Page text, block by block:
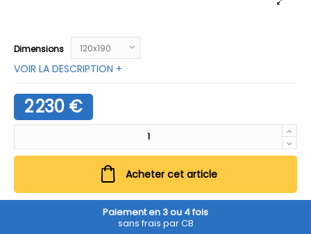
Dimensions
VOIR LA DESCRIPTION +
2 230 €
Acheter cet article
Paiement en 3 ou 4 fois
sans frais par CB